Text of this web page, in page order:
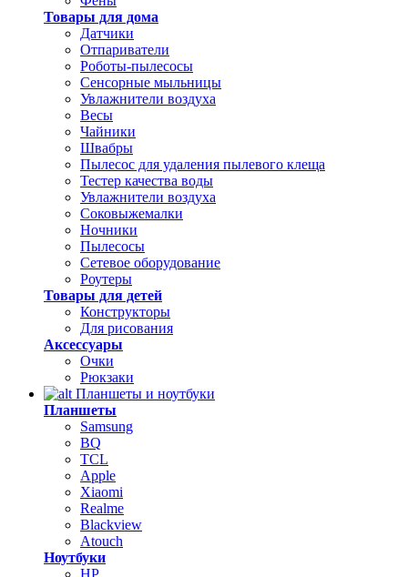
Товары для дома
Датчики
Отпариватели
Роботы-пылесосы
Сенсорные мыльницы
Увлажнители воздуха
Весы
Чайники
Швабры
Пылесос для удаления пылевого клеща
Тестер качества воды
Увлажнители воздуха
Соковыжемалки
Ночники
Пылесосы
Сетевое оборудование
Роутеры
Товары для детей
Конструкторы
Для рисования
Аксессуары
Очки
Рюкзаки
Планшеты и ноутбуки
Планшеты
Samsung
BQ
TCL
Apple
Xiaomi
Realme
Blackview
Atouch
Ноутбуки
HP